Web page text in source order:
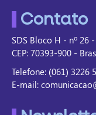
Contato
SDS Bloco H - nº 26
CEP: 70393-900 -
Telefone: (061) 3226
E-mail: